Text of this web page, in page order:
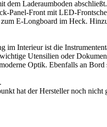
dem Laderaumboden abschließt.
Panel-Front mit LED-
E-Longboard im Heck.
im Interieur ist die
Utensilien oder
Optik. Ebenfalls an Bord
hat der Hersteller noch nicht